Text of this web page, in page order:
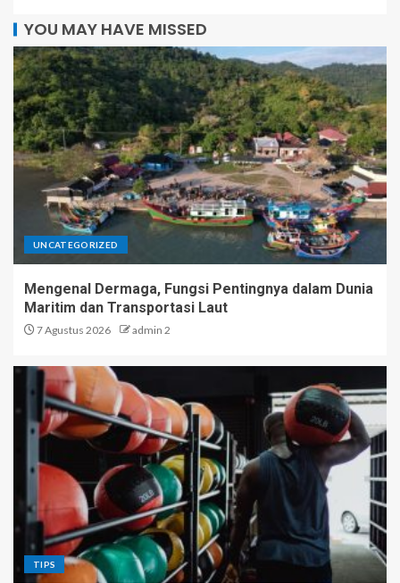
YOU MAY HAVE MISSED
UNCATEGORIZED
Mengenal Dermaga, Fungsi Pentingnya dalam Dunia
Maritim dan Transportasi Laut
7 Agustus 2026 admin 2
TIPS